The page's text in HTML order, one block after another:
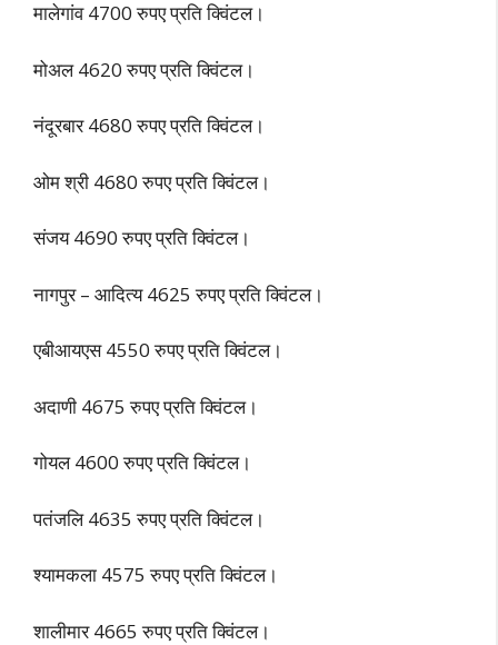
मालेगांव 4700 रुपए प्रति क्विंटल।
मोअल 4620 रुपए प्रति क्विंटल।
नंदूरबार 4680 रुपए प्रति क्विंटल।
ओम श्री 4680 रुपए प्रति क्विंटल।
संजय 4690 रुपए प्रति क्विंटल।
नागपुर – आदित्य 4625 रुपए प्रति क्विंटल।
एबीआयएस 4550 रुपए प्रति क्विंटल।
अदाणी 4675 रुपए प्रति क्विंटल।
गोयल 4600 रुपए प्रति क्विंटल।
पतंजलि 4635 रुपए प्रति क्विंटल।
श्यामकला 4575 रुपए प्रति क्विंटल।
शालीमार 4665 रुपए प्रति क्विंटल।